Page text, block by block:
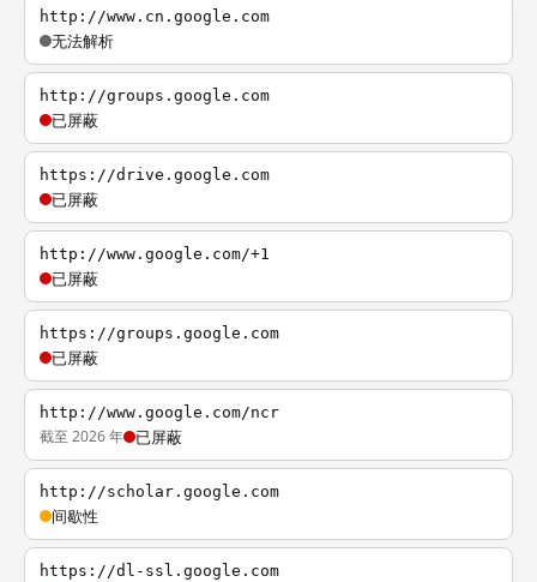
http://www.cn.google.com
无法解析
http://groups.google.com
已屏蔽
https://drive.google.com
已屏蔽
http://www.google.com/+1
已屏蔽
https://groups.google.com
已屏蔽
http://www.google.com/ncr
截至 2026 年 已屏蔽
http://scholar.google.com
间歇性
https://dl-ssl.google.com